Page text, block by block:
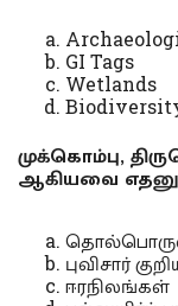
GI Tags
Wetlands
முக்கொம்பு,
ஆகியவை
புவிசார்
ஈரநிலங்கள்